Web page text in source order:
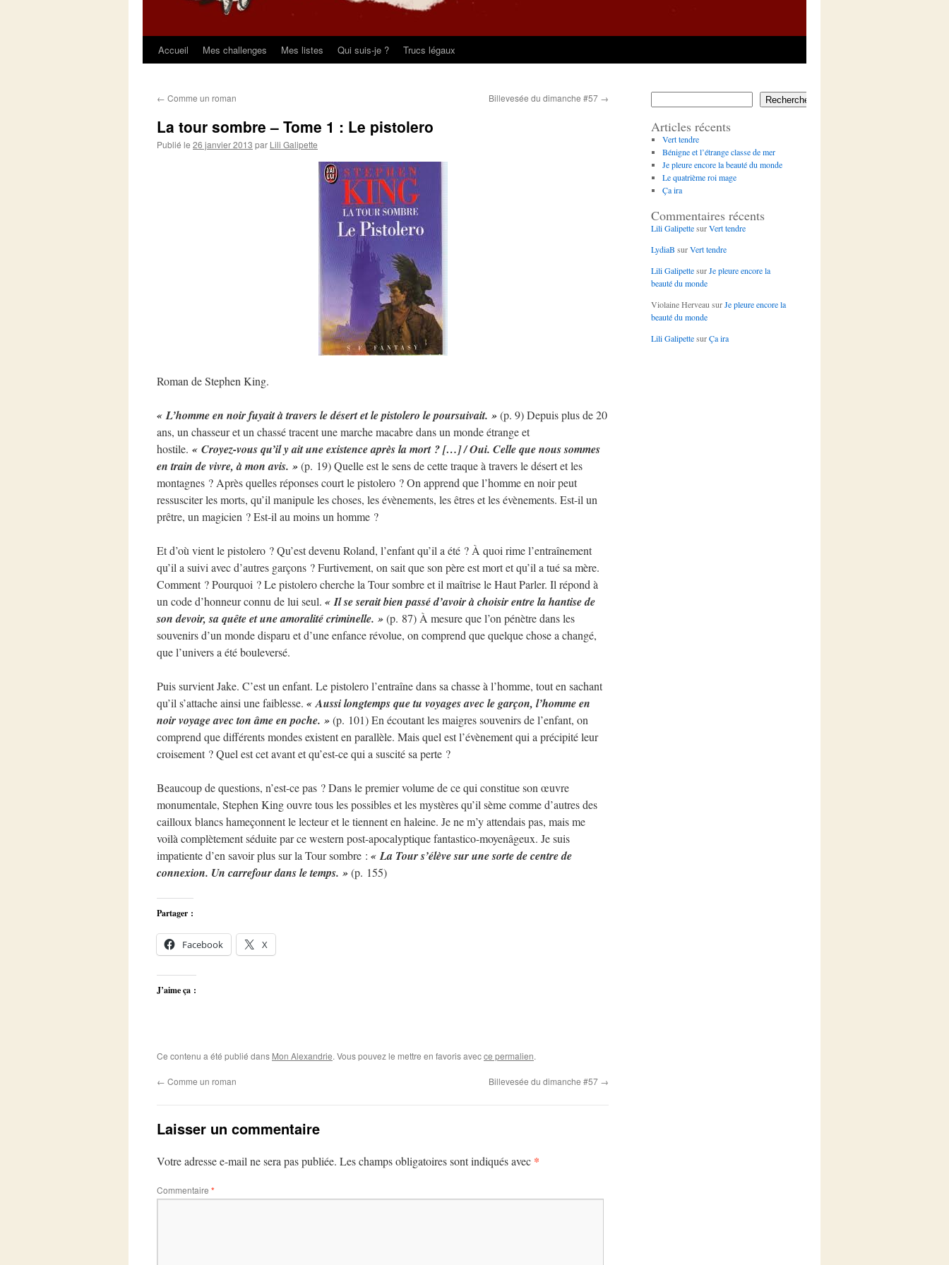
Aller
contenu
Accueil Mes challenges Mes listes Qui suis-je ? Trucs légaux
← Comme un roman Billevesée du dimanche #57 →
La tour sombre – Tome 1 : Le pistolero
Publié le 26 janvier 2013 par Lili Galipette
Roman de Stephen King.
« L’homme en noir fuyait à travers le désert et le pistolero le poursuivait. »(p. 9) Depuis plus de 20
ans, un chasseur et un chassé tracent une marche macabre dans un monde étrange et
hostile. « Croyez-vous qu’il y ait une existence après la mort ? […] / Oui. Celle que nous sommes
en train de vivre, à mon avis. »(p. 19) Quelle est le sens de cette traque à travers le désert et les
montagnes ? Après quelles réponses court le pistolero ? On apprend que l’homme en noir peut
ressusciter les morts, qu’il manipule les choses, les évènements, les êtres et les évènements. Est-il un
prêtre, un magicien ? Est-il au moins un homme ?
Et d’où vient le pistolero ? Qu’est devenu Roland, l’enfant qu’il a été ? À quoi rime l’entraînement
qu’il a suivi avec d’autres garçons ? Furtivement, on sait que son père est mort et qu’il a tué sa mère.
Comment ? Pourquoi ? Le pistolero cherche la Tour sombre et il maîtrise le Haut Parler. Il répond à
un code d’honneur connu de lui seul. « Il se serait bien passé d’avoir à choisir entre la hantise de
son devoir, sa quête et une amoralité criminelle. »(p. 87) À mesure que l’on pénètre dans les
souvenirs d’un monde disparu et d’une enfance révolue, on comprend que quelque chose a changé,
que l’univers a été bouleversé.
Puis survient Jake. C’est un enfant. Le pistolero l’entraîne dans sa chasse à l’homme, tout en sachant
qu’il s’attache ainsi une faiblesse. « Aussi longtemps que tu voyages avec le garçon, l’homme en
noir voyage avec ton âme en poche. »(p. 101) En écoutant les maigres souvenirs de l’enfant, on
comprend que différents mondes existent en parallèle. Mais quel est l’évènement qui a précipité leur
croisement ? Quel est cet avant et qu’est-ce qui a suscité sa perte ?
Beaucoup de questions, n’est-ce pas ? Dans le premier volume de ce qui constitue son œuvre
monumentale, Stephen King ouvre tous les possibles et les mystères qu’il sème comme d’autres des
cailloux blancs hameçonnent le lecteur et le tiennent en haleine. Je ne m’y attendais pas, mais me
voilà complètement séduite par ce western post-apocalyptique fantastico-moyenâgeux. Je suis
impatiente d’en savoir plus sur la Tour sombre : « La Tour s’élève sur une sorte de centre de
connexion. Un carrefour dans le temps. »(p. 155)
Partager :
Facebook X
J’aime ça :
Ce contenu a été publié dans Mon Alexandrie. Vous pouvez le mettre en favoris avecce permalien.
← Comme un roman Billevesée du dimanche #57 →
Laisser un commentaire
Votre adresse e-mail ne sera pas publiée. Les champs obligatoires sont indiqués avec *
Commentaire *
Rechercher
Articles récents
Vert tendre
Bénigne et l’étrange classe de mer
Je pleure encore la beauté du monde
Le quatrième roi mage
Ça ira
Commentaires récents
Lili GalipettesurVert tendre
LydiaB surVert tendre
Lili GalipettesurJe pleure encore la
beauté du monde
Violaine Herveau surJe pleure encore la
beauté du monde
Lili GalipettesurÇa ira